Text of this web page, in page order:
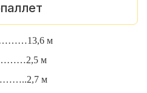
м
м
м